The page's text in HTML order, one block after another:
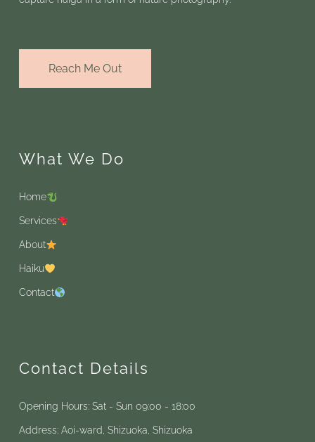
Reach Me Out
What We Do
Home
Services
About
Haiku
Contact
Contact Details
Opening Hours: Sat - Sun 09:00 - 18:00
Address: Aoi-ward, Shizuoka, Shizuoka